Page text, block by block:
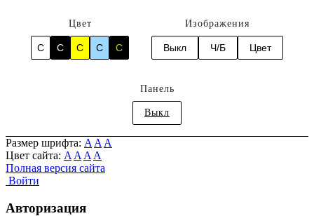
Цвет
C C C C C
Изображения
Выкл Ч/Б Цвет
Панель
Выкл
Размер шрифта: A A A
Цвет сайта: A A A A
Полная версия сайта
Войти
Авторизация